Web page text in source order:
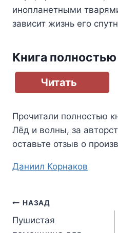
инопланетными
зависит жизнь его
Книга полностью
Читать
Прочитали полностью
Лёд и волны, за
оставьте отзыв о
Метки
Даниил Корнаков
Навигация
по
НАЗАД
Пушистая